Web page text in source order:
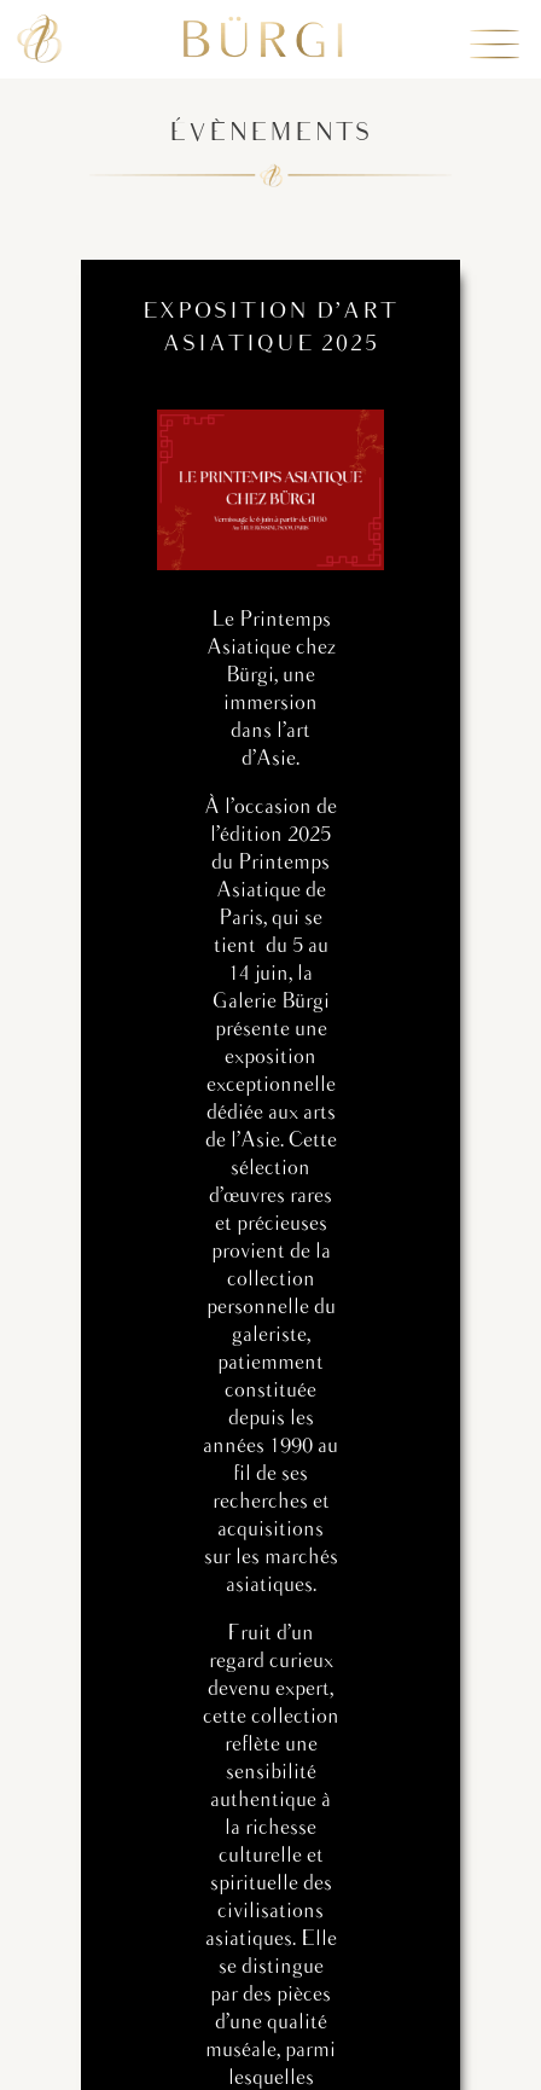
ÉVÈNEMENTS
EXPOSITION D’ART
ASIATIQUE 2025
Le Printemps
Asiatique chez
Bürgi, une
immersion
dans l’art
d’Asie.
À l’occasion de
l’édition 2025
du Printemps
Asiatique de
Paris, qui se
tient du 5 au
14 juin, la
Galerie Bürgi
présente une
exposition
exceptionnelle
dédiée aux arts
de l’Asie. Cette
sélection
d’œuvres rares
et précieuses
provient de la
collection
personnelle du
galeriste,
patiemment
constituée
depuis les
années 1990 au
fil de ses
recherches et
acquisitions
sur les marchés
asiatiques.
Fruit d’un
regard curieux
devenu expert,
cette collection
reflète une
sensibilité
authentique à
la richesse
culturelle et
spirituelle des
civilisations
asiatiques. Elle
se distingue
par des pièces
d’une qualité
muséale, parmi
lesquelles